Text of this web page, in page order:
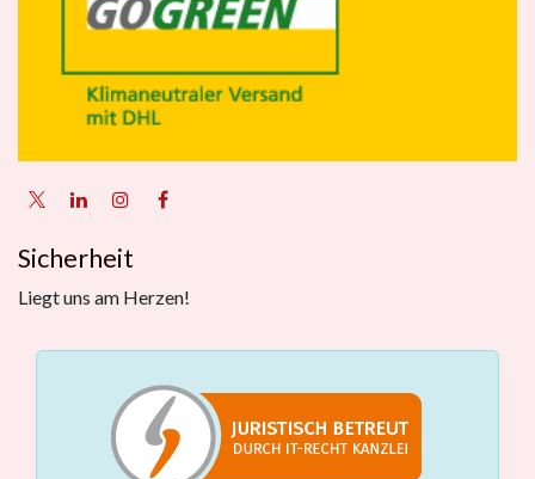
Sicherheit
Liegt uns am Herzen!